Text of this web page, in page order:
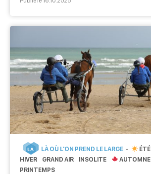
LÀ LÀ OÙ L'ON PREND LE LARGE
ÉTÉ
HIVER
GRAND AIR INSOLITE
AUTOMNE
PRINTEMPS